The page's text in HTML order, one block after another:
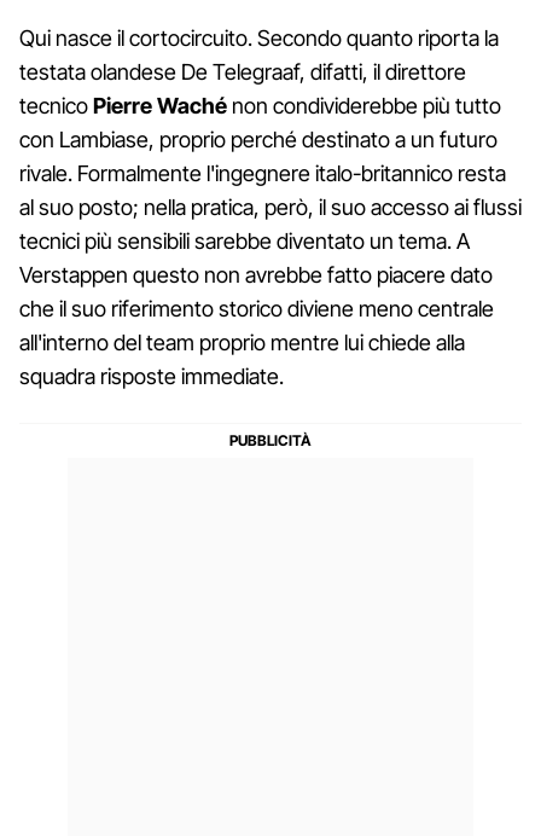
Qui nasce il cortocircuito. Secondo quanto riporta la
testata olandese De Telegraaf, difatti, il direttore
tecnicoPierre Waché non condividerebbe più tutto
con Lambiase, proprio perché destinato a un futuro
rivale. Formalmente l'ingegnere italo-britannico resta
al suo posto; nella pratica, però, il suo accesso ai flussi
tecnici più sensibili sarebbe diventato un tema. A
Verstappen questo non avrebbe fatto piacere dato
che il suo riferimento storico diviene meno centrale
all'interno del team proprio mentre lui chiede alla
squadra risposte immediate.